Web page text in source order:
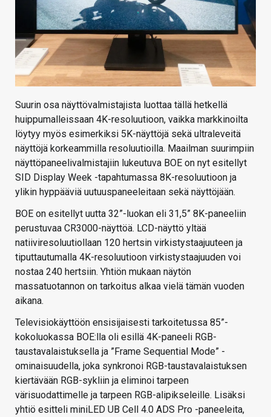
Suurin osa näyttövalmistajista luottaa tällä hetkellä
huippumalleissaan 4K-resoluutioon, vaikka markkinoilta
löytyy myös esimerkiksi 5K-näyttöjä sekä ultraleveitä
näyttöjä korkeammilla resoluutioilla. Maailman suurimpiin
näyttöpaneelivalmistajiin lukeutuva BOE on nyt esitellyt
SID Display Week -tapahtumassa 8K-resoluutioon ja
ylikin hyppääviä uutuuspaneeleitaan sekä näyttöjään.
BOE on esitellyt uutta 32”-luokan eli 31,5” 8K-paneeliin
perustuvaa CR3000-näyttöä. LCD-näyttö yltää
natiiviresoluutiollaan 120 hertsin virkistystaajuuteen ja
tiputtautumalla 4K-resoluutioon virkistystaajuuden voi
nostaa 240 hertsiin. Yhtiön mukaan näytön
massatuotannon on tarkoitus alkaa vielä tämän vuoden
aikana.
Televisiokäyttöön ensisijaisesti tarkoitetussa 85”-
kokoluokassa BOE:lla oli esillä 4K-paneeli RGB-
taustavalaistuksella ja ”Frame Sequential Mode” -
ominaisuudella, joka synkronoi RGB-taustavalaistuksen
kiertävään RGB-sykliin ja eliminoi tarpeen
värisuodattimelle ja tarpeen RGB-alipikseleille. Lisäksi
yhtiö esitteli miniLED UB Cell 4.0 ADS Pro -paneeleita,